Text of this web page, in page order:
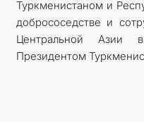
Туркменистаном и
добрососедстве и
Центральной Азии
Президентом